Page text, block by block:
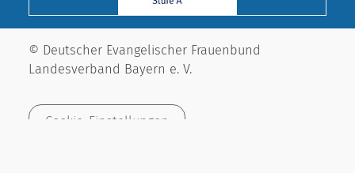
© Deutscher Evangelischer Frauenbund
Landesverband Bayern e. V.
Cookie-Einstellungen